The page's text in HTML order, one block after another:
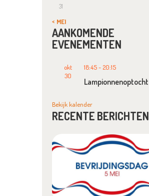
31
« MEI
AANKOMENDE
EVENEMENTEN
okt
30
18:45- 20:15
Lampionnenoptocht
Bekijk kalender
RECENTE BERICHTEN